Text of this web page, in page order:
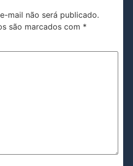
mail não será publicado.
são marcados com *